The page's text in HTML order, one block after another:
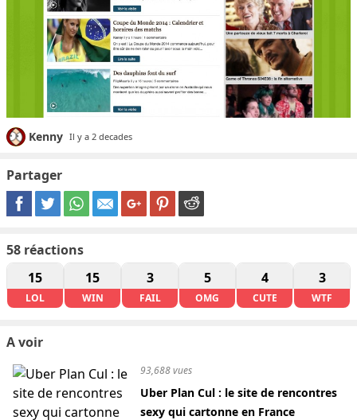
Kenny Il y a 2 decades
Partager
58 réactions
15
LOL
15
WIN
3
FAIL
5
OMG
4
CUTE
3
WTF
A voir
93,688 vues
Uber Plan Cul : le site de rencontres
sexy qui cartonne en France